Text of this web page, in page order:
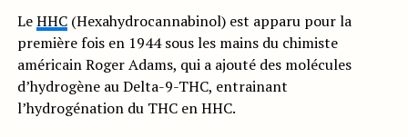
LeHHC(Hexahydrocannabinol) est apparu pour la
première fois en 1944 sous les mains du chimiste
américain Roger Adams, qui a ajouté des molécules
d’hydrogène au Delta-9-THC, entrainant
l’hydrogénation du THC en HHC.